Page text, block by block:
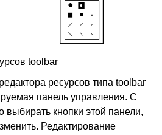
toolbar
ресурсов типа toolbar
панель управления. С
кнопки этой панели,
Редактирование